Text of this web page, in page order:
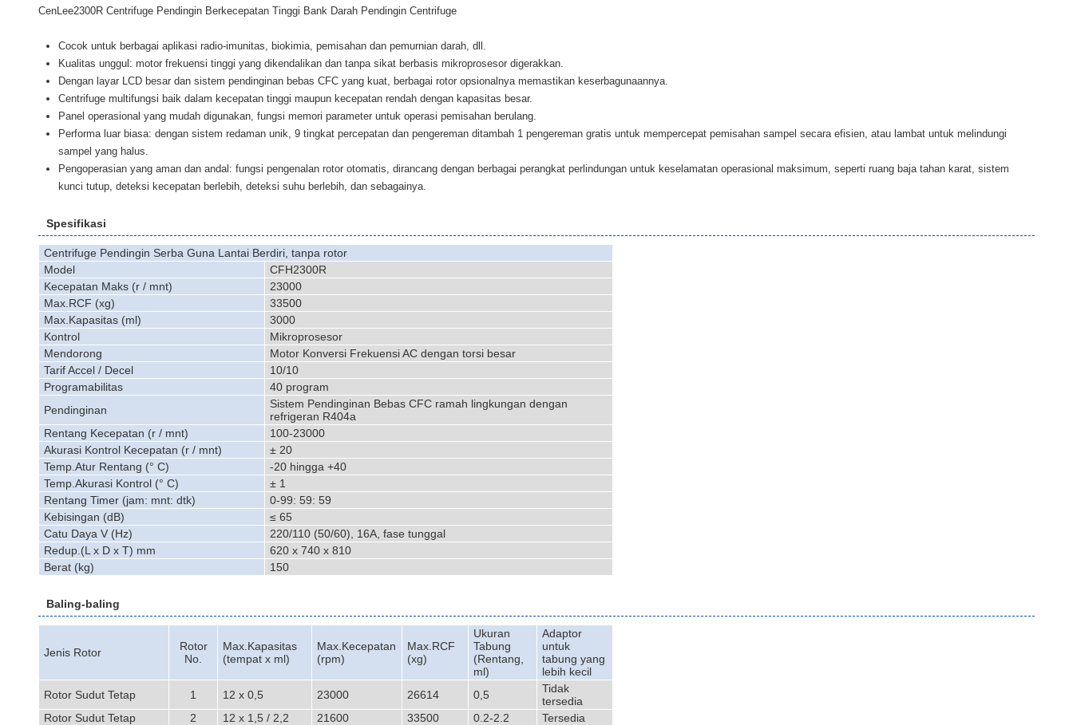
CenLee2300R Centrifuge Pendingin Berkecepatan Tinggi Bank Darah Pendingin Centrifuge
Cocok untuk berbagai aplikasi radio-imunitas, biokimia, pemisahan dan pemurnian darah, dll.
Kualitas unggul: motor frekuensi tinggi yang dikendalikan dan tanpa sikat berbasis mikroprosesor digerakkan.
Dengan layar LCD besar dan sistem pendinginan bebas CFC yang kuat, berbagai rotor opsionalnya memastikan keserbagunaannya.
Centrifuge multifungsi baik dalam kecepatan tinggi maupun kecepatan rendah dengan kapasitas besar.
Panel operasional yang mudah digunakan, fungsi memori parameter untuk operasi pemisahan berulang.
Performa luar biasa: dengan sistem redaman unik, 9 tingkat percepatan dan pengereman ditambah 1 pengereman gratis untuk mempercepat pemisahan sampel secara efisien, atau lambat untuk melindungi
sampel yang halus.
Pengoperasian yang aman dan andal: fungsi pengenalan rotor otomatis, dirancang dengan berbagai perangkat perlindungan untuk keselamatan operasional maksimum, seperti ruang baja tahan karat, sistem
kunci tutup, deteksi kecepatan berlebih, deteksi suhu berlebih, dan sebagainya.
Spesifikasi
Centrifuge Pendingin Serba Guna Lantai Berdiri, tanpa rotor
Model
CFH2300R
Kecepatan Maks (r / mnt)
23000
Max.RCF (xg)
33500
Max.Kapasitas (ml)
3000
Kontrol
Mikroprosesor
Mendorong
Motor Konversi Frekuensi AC dengan torsi besar
Tarif Accel / Decel
10/10
Programabilitas
40 program
Pendinginan
Sistem Pendinginan Bebas CFC ramah lingkungan dengan
refrigeran R404a
Rentang Kecepatan (r / mnt)
100-23000
Akurasi Kontrol Kecepatan (r / mnt)
± 20
Temp.Atur Rentang (° C)
-20 hingga +40
Temp.Akurasi Kontrol (° C)
± 1
Rentang Timer (jam: mnt: dtk)
0-99: 59: 59
Kebisingan (dB)
≤ 65
Catu Daya V (Hz)
220/110 (50/60), 16A, fase tunggal
Redup.(L x D x T) mm
620 x 740 x 810
Berat (kg)
150
Baling-baling
Jenis Rotor
Rotor
No.
Max.Kapasitas
(tempat x ml)
Max.Kecepatan
(rpm)
Max.RCF
(xg)
Ukuran
Tabung
(Rentang,
ml)
Adaptor
untuk
tabung yang
lebih kecil
Rotor Sudut Tetap
1 12 x 0,5 23000 26614 0,5
Tidak
tersedia
Rotor Sudut Tetap
2 12 x 1,5 / 2,2 21600 33500 0.2-2.2
Tersedia